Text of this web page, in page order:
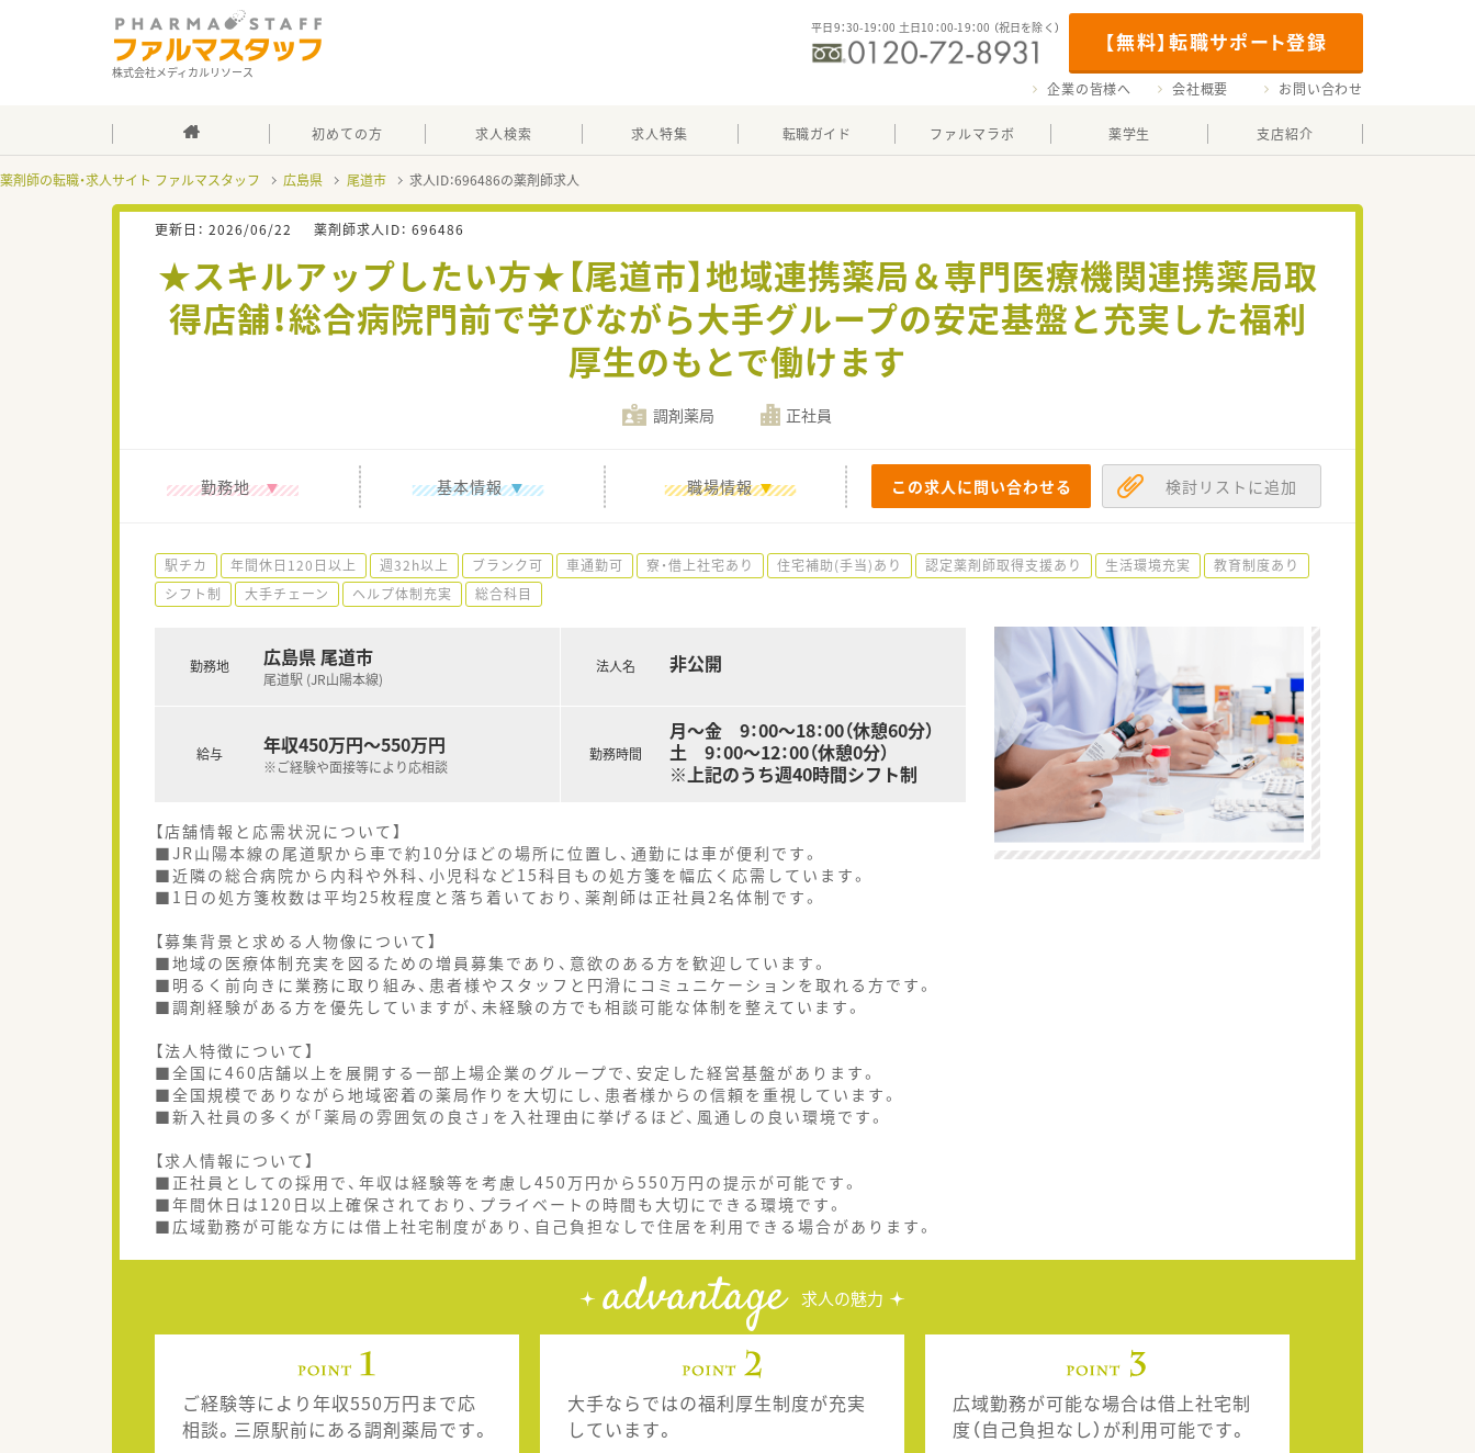
株式会社メディカルリソース
【無料】転職サポート登録
平日9：30-19：00 土日10：00-19：00 （祝日を除く）
企業の皆様へ 会社概要 お問い合わせ
初めての方 求人検索 求人特集 転職ガイド ファルマラボ 薬学生 支店紹介
薬剤師の転職・求人サイト ファルマスタッフ 広島県 尾道市 求人ID：696486の薬剤師求人
更新日： 2026/06/22 薬剤師求人ID： 696486
★スキルアップしたい方★【尾道市】地域連携薬局＆専門医療機関連携薬局取
得店舗！総合病院門前で学びながら大手グループの安定基盤と充実した福利
厚生のもとで働けます
調剤薬局 正社員
勤務地 基本情報 職場情報 この求人に問い合わせる 検討リストに追加
駅チカ 年間休日120日以上 週32h以上 ブランク可 車通勤可 寮・借上社宅あり 住宅補助(手当)あり 認定薬剤師取得支援あり 生活環境充実
教育制度あり
シフト制
大手チェーン ヘルプ体制充実 総合科目
勤務地 広島県 尾道市
尾道駅 (JR山陽本線)
給与 年収450万円～550万円
※ご経験や面接等により応相談
法人名 非公開
勤務時間
月～金 9：00～18：00（休憩60分）
土 9：00～12：00（休憩0分）
※上記のうち週40時間シフト制
【店舗情報と応需状況について】
■JR山陽本線の尾道駅から車で約10分ほどの場所に位置し、通勤には車が便利です。
■近隣の総合病院から内科や外科、小児科など15科目もの処方箋を幅広く応需しています。
■1日の処方箋枚数は平均25枚程度と落ち着いており、薬剤師は正社員2名体制です。
【募集背景と求める人物像について】
■地域の医療体制充実を図るための増員募集であり、意欲のある方を歓迎しています。
■明るく前向きに業務に取り組み、患者様やスタッフと円滑にコミュニケーションを取れる方です。
■調剤経験がある方を優先していますが、未経験の方でも相談可能な体制を整えています。
【法人特徴について】
■全国に460店舗以上を展開する一部上場企業のグループで、安定した経営基盤があります。
■全国規模でありながら地域密着の薬局作りを大切にし、患者様からの信頼を重視しています。
■新入社員の多くが「薬局の雰囲気の良さ」を入社理由に挙げるほど、風通しの良い環境です。
【求人情報について】
■正社員としての採用で、年収は経験等を考慮し450万円から550万円の提示が可能です。
■年間休日は120日以上確保されており、プライベートの時間も大切にできる環境です。
■広域勤務が可能な方には借上社宅制度があり、自己負担なしで住居を利用できる場合があります。
advantage 求人の魅力
ご経験等により年収550万円まで応
相談。三原駅前にある調剤薬局です。
大手ならではの福利厚生制度が充実
しています。
広域勤務が可能な場合は借上社宅制
度（自己負担なし）が利用可能です。